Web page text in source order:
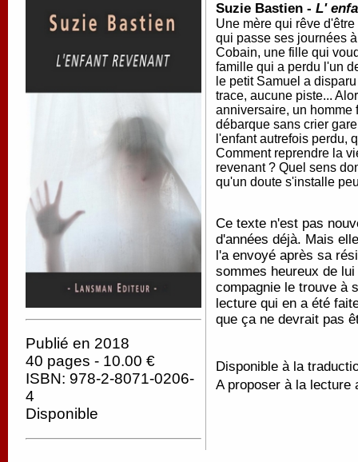
Publié en 2018
40 pages - 10.00 €
ISBN: 978-2-8071-0206-
4
Disponible
Suzie Bastien - L'
Une mère qui rêve
qui passe ses journées
Cobain, une fille qui
famille qui a perdu l'un
le petit Samuel a
trace, aucune piste...
anniversaire, un homme
débarque sans crier
l'enfant autrefois perdu,
Comment reprendre la
revenant ? Quel sens
qu'un doute s'installe
Ce texte n'est pas
d'années déjà. Mais
l'a envoyé après sa
sommes heureux de
compagnie le trouve à
lecture qui en a été
que ça ne devrait pas
Disponible à la
A proposer à la lecture